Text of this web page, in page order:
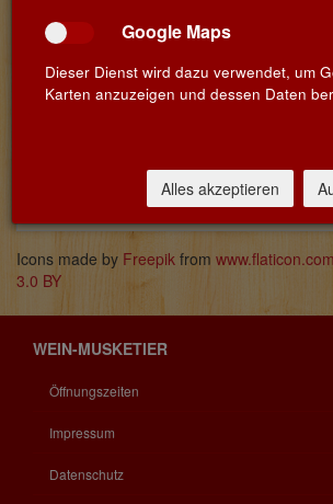
rockige Weinlinie des
Molitor-Justen und Dr.
Icons made by Freepik from www.flaticon.com
3.0 BY
WEIN-MUSKETIER
Öffnungszeiten
Impressum
Datenschutz
Google Maps
Dieser Dienst wird dazu verwendet, um
Karten anzuzeigen und dessen Daten
Alles akzeptieren